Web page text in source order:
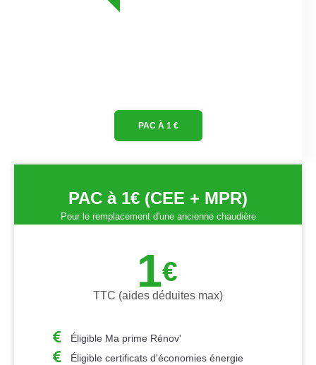
PAC À 1 €
PAC à 1€ (CEE + MPR)
Pour le remplacement d'une ancienne chaudière
1€
TTC (aides déduites max)
Éligible Ma prime Rénov'
Éligible certificats d'économies énergie